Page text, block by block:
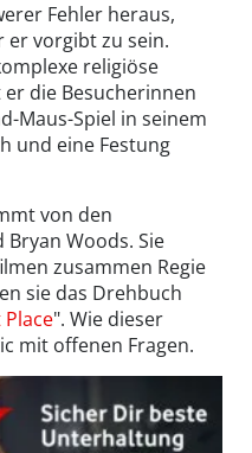
Fehler heraus,
er vorgibt zu sein.
religiöse
die Besucherinnen
Maus-Spiel in seinem
und eine Festung
von den
Bryan Woods. Sie
zusammen Regie
sie das Drehbuch
Place". Wie dieser
mit offenen Fragen.